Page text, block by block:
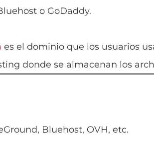
o GoDaddy.
es el dominio que los usuarios
donde se almacenan los
Bluehost, OVH, etc.